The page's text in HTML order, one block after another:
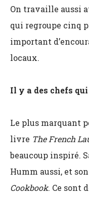
On travaille aussi
qui regroupe cinq
important
locaux.
Il y a des chefs
Le plus marquant
livre The French
beaucoup inspiré.
Humm aussi, et son
Cookbook. Ce sont